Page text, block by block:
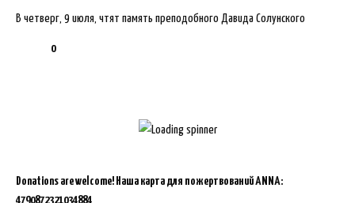
В четверг, 9 июля, чтят память преподобного Давида Солунского
0
Donations are welcome! Наша карта для пожертвований ANNA:
4790872321034884